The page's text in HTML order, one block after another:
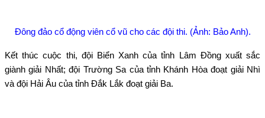
Đông đảo cổ động viên cổ vũ cho các đội thi. (Ảnh: Bảo Anh).
Kết thúc cuộc thi, đội Biển Xanh của tỉnh Lâm Đồng xuất sắc
giành giải Nhất; đội Trường Sa của tỉnh Khánh Hòa đoạt giải Nhì
và đội Hải Âu của tỉnh Đắk Lắk đoạt giải Ba.